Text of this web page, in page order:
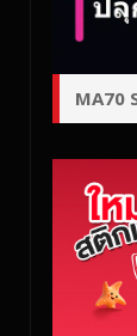
MA70